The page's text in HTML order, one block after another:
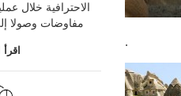
الاحترافية خلال
مفاوضات وصولا
.